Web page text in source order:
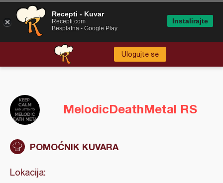
Ulogujte se
MelodicDeathMetal RS
POMOĆNIK KUVARA
Lokacija:
Recepti - Kuvar
Recepti.com
Besplatna - Google Play
Instalirajte